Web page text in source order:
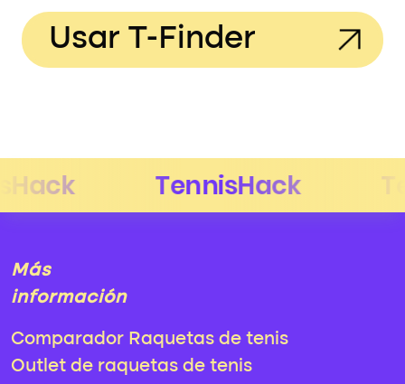
Usar T-Finder
Más
información
Comparador Raquetas de tenis
Outlet de raquetas de tenis